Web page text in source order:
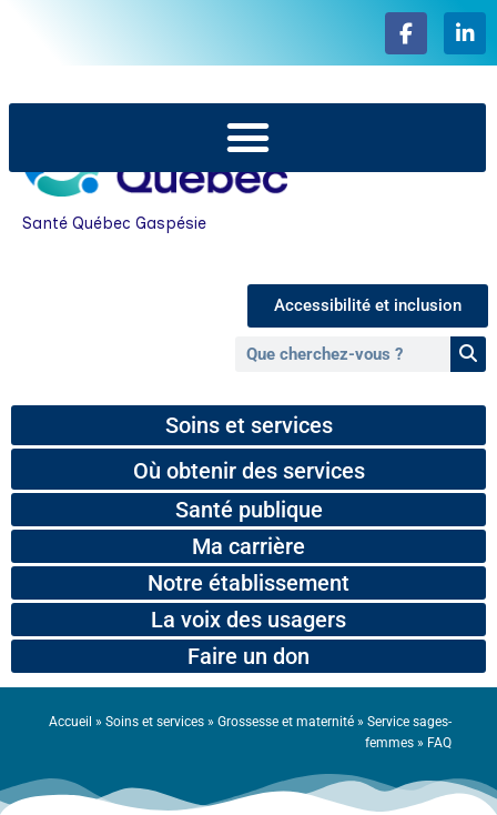
Santé Québec Gaspésie
Accessibilité et inclusion
Soins et services
Où obtenir des services
Santé publique
Ma carrière
Notre établissement
La voix des usagers
Faire un don
Accueil » Soins et services » Grossesse et maternité » Service sages-
femmes » FAQ